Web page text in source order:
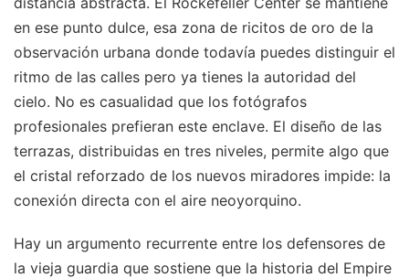
en ese punto dulce, esa zona de ricitos de oro de la
observación urbana donde todavía puedes distinguir el
ritmo de las calles pero ya tienes la autoridad del
cielo. No es casualidad que los fotógrafos
profesionales prefieran este enclave. El diseño de las
terrazas, distribuidas en tres niveles, permite algo que
el cristal reforzado de los nuevos miradores impide: la
conexión directa con el aire neoyorquino.
Hay un argumento recurrente entre los defensores de
la vieja guardia que sostiene que la historia del Empire